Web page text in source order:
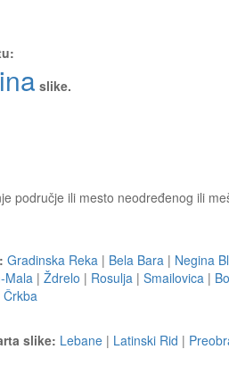
slike.
područje ili mesto neodređenog ili
Gradinska Reka | Bela Bara | Negina
Mala | Ždrelo | Rosulja | Smailovica |
Črkba
slike: Lebane | Latinski Rid |